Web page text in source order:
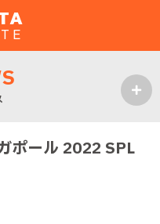
ポール 2022 SPL